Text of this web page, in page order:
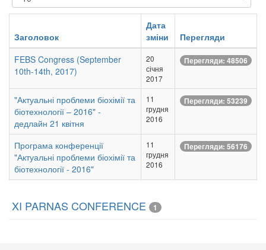
Заголовок
Дата
зміни
Перегляди
FEBS Congress (September
10th-14th, 2017)
20
січня
2017
Перегляди: 48506
"Актуальні проблеми біохімії та
біотехнології – 2016" -
дедлайн 21 квітня
11
грудня
2016
Перегляди: 53239
Програма конференції
"Актуальні проблеми біохімії та
біотехнології - 2016"
11
грудня
2016
Перегляди: 56176
XI PARNAS CONFERENCE 1